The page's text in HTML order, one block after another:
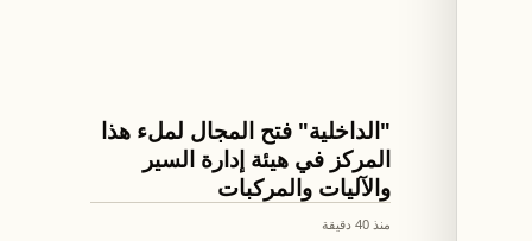
اخبار لبنان
"الداخلية" فتح المجال لملء هذا
المركز في هيئة إدارة السير
والآليات والمركبات
منذ 40 دقيقة